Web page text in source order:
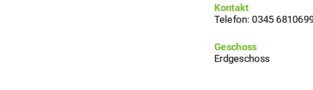
Kontakt
Telefon: 0345
Geschoss
Erdgeschoss